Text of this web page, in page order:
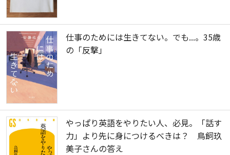
仕事のためには生きてない。でも...。35歳
の「反撃」
やっぱり英語をやりたい人、必見。「話す
力」より先に身につけるべきは？ 鳥飼玖
美子さんの答え